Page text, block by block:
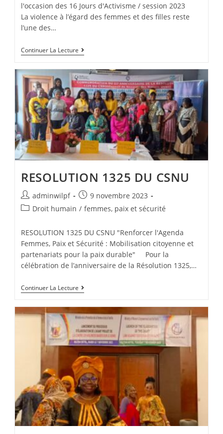
l'occasion des 16 Jours d'Activisme / session 2023
La violence à l’égard des femmes et des filles reste
l’une des…
Continuer La Lecture
RESOLUTION 1325 DU CSNU
adminwilpf
9 novembre 2023
Droit humain / femmes, paix et sécurité
RESOLUTION 1325 DU CSNU "Renforcer l'Agenda
Femmes, Paix et Sécurité : Mobilisation citoyenne et
partenariats pour la paix durable" Pour la
célébration de l’anniversaire de la Résolution 1325,…
Continuer La Lecture